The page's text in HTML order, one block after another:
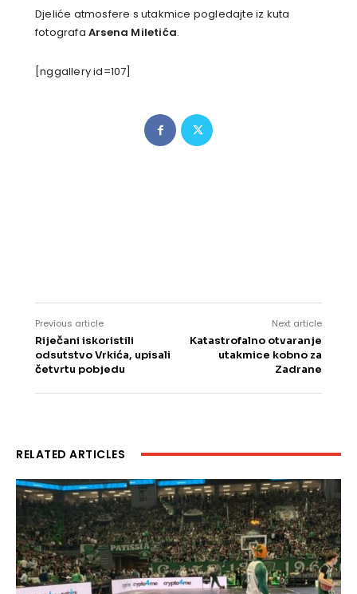
Djeliće atmosfere s utakmice pogledajte iz kuta
fotografa Arsena Miletića.
[nggallery id=107]
Previous article
Riječani iskoristili
odsutstvo Vrkića, upisali
četvrtu pobjedu
Next article
Katastrofalno otvaranje
utakmice kobno za
Zadrane
RELATED ARTICLES